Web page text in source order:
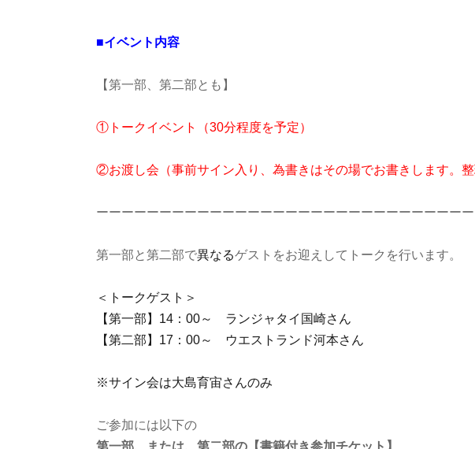
■イベント内容
【第一部、第二部とも】
①トークイベント（30分程度を予定）
②お渡し会（事前サイン入り、為書きはその場でお書きします。整
ーーーーーーーーーーーーーーーーーーーーーーーーーーーーー
第一部と第二部で異なるゲストをお迎えしてトークを行います。
＜トークゲスト＞
【第一部】14：00～ ランジャタイ国崎さん
【第二部】17：00～ ウエストランド河本さん
※サイン会は大島育宙さんのみ
ご参加には以下の
第一部、または、第二部の【書籍付き参加チケット】